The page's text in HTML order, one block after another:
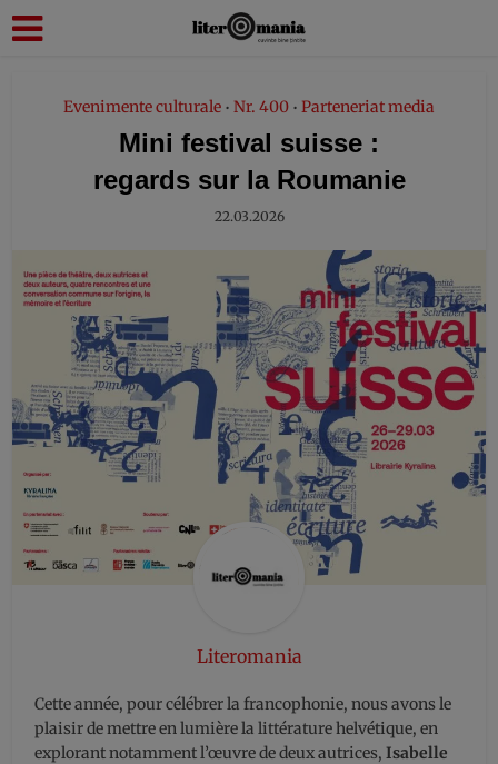
Evenimente culturale • Nr. 400 • Parteneriat media
Mini festival suisse :
regards sur la Roumanie
22.03.2026
Literomania
Cette année, pour célébrer la francophonie, nous avons le
plaisir de mettre en lumière la littérature helvétique, en
explorant notamment l’œuvre de deux autrices,Isabelle
modal-check